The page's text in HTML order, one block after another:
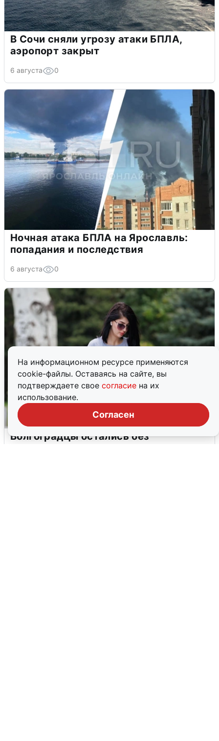
На информационном ресурсе применяются
cookie-файлы. Оставаясь на сайте, вы
подтверждаете свое согласие на их
использование.
Согласен
В Сочи сняли угрозу атаки БПЛА,
аэропорт закрыт
6 августа 0
Ночная атака БПЛА на Ярославль:
попадания и последствия
6 августа 0
Волгоградцы остались без